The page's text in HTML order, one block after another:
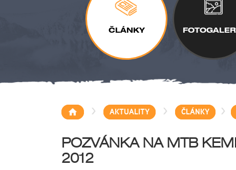
ČLÁNKY
> AKTUALITY > ČLÁNKY >
POZVÁNKA NA MTB
2012